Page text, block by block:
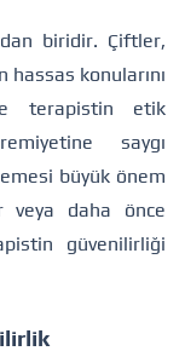
biridir. Çiftler,
hassas konularını
terapistin etik
saygı
büyük önem
veya daha önce
güvenilirliği